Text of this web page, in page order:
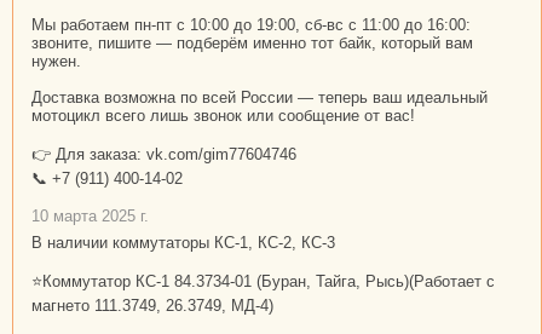
Мы работаем пн-пт с 10:00 до 19:00, сб-вс с 11:00 до 16:00:
звоните, пишите — подберём именно тот байк, который вам
нужен.
Доставка возможна по всей России — теперь ваш идеальный
мотоцикл всего лишь звонок или сообщение от вас!
👉 Для заказа: vk.com/gim77604746
📞 +7 (911) 400-14-02
10 марта 2025 г.
В наличии коммутаторы КС-1, КС-2, КС-3
⭐Коммутатор КС-1 84.3734-01 (Буран, Тайга, Рысь)(Работает с
магнето 111.3749, 26.3749, МД-4)